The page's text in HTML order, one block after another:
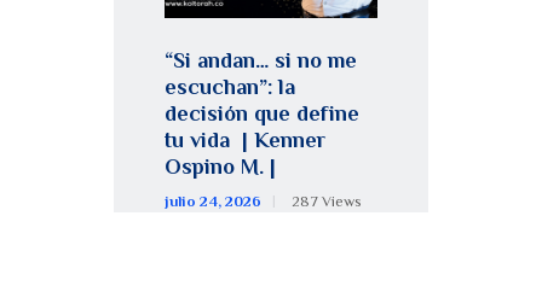
“Si andan… si no me
escuchan”: la
decisión que define
tu vida | Kenner
Ospino M. |
julio 24, 2026 287 Views